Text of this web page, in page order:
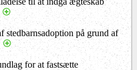
på grund af
for at fastsætte